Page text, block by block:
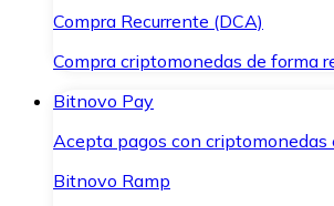
Compra Recurrente (DCA)
Compra criptomonedas de forma
Bitnovo Pay
Acepta pagos con criptomonedas
Bitnovo Ramp